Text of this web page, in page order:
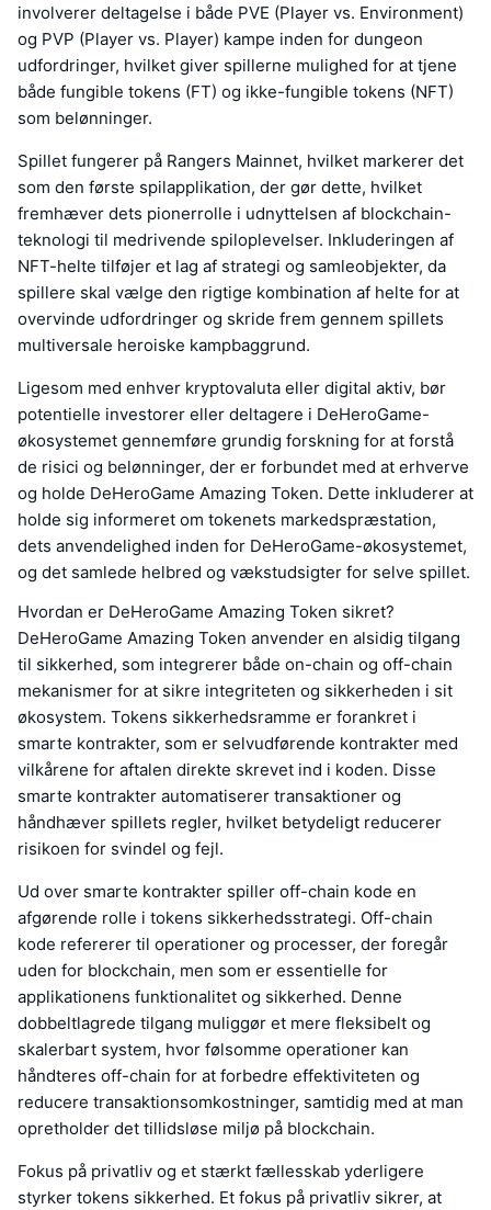
involverer deltagelse i både PVE (Player vs. Environment)
og PVP (Player vs. Player) kampe inden for dungeon
udfordringer, hvilket giver spillerne mulighed for at tjene
både fungible tokens (FT) og ikke-fungible tokens (NFT)
som belønninger.
Spillet fungerer på Rangers Mainnet, hvilket markerer det
som den første spilapplikation, der gør dette, hvilket
fremhæver dets pionerrolle i udnyttelsen af blockchain-
teknologi til medrivende spiloplevelser. Inkluderingen af
NFT-helte tilføjer et lag af strategi og samleobjekter, da
spillere skal vælge den rigtige kombination af helte for at
overvinde udfordringer og skride frem gennem spillets
multiversale heroiske kampbaggrund.
Ligesom med enhver kryptovaluta eller digital aktiv, bør
potentielle investorer eller deltagere i DeHeroGame-
økosystemet gennemføre grundig forskning for at forstå
de risici og belønninger, der er forbundet med at erhverve
og holde DeHeroGame Amazing Token. Dette inkluderer at
holde sig informeret om tokenets markedspræstation,
dets anvendelighed inden for DeHeroGame-økosystemet,
og det samlede helbred og vækstudsigter for selve spillet.
Hvordan er DeHeroGame Amazing Token sikret?
DeHeroGame Amazing Token anvender en alsidig tilgang
til sikkerhed, som integrerer både on-chain og off-chain
mekanismer for at sikre integriteten og sikkerheden i sit
økosystem. Tokens sikkerhedsramme er forankret i
smarte kontrakter, som er selvudførende kontrakter med
vilkårene for aftalen direkte skrevet ind i koden. Disse
smarte kontrakter automatiserer transaktioner og
håndhæver spillets regler, hvilket betydeligt reducerer
risikoen for svindel og fejl.
Ud over smarte kontrakter spiller off-chain kode en
afgørende rolle i tokens sikkerhedsstrategi. Off-chain
kode refererer til operationer og processer, der foregår
uden for blockchain, men som er essentielle for
applikationens funktionalitet og sikkerhed. Denne
dobbeltlagrede tilgang muliggør et mere fleksibelt og
skalerbart system, hvor følsomme operationer kan
håndteres off-chain for at forbedre effektiviteten og
reducere transaktionsomkostninger, samtidig med at man
opretholder det tillidsløse miljø på blockchain.
Fokus på privatliv og et stærkt fællesskab yderligere
styrker tokens sikkerhed. Et fokus på privatliv sikrer, at